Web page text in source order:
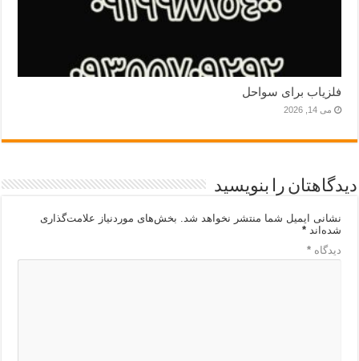
فلزیاب برای سواحل
می 14, 2026
دیدگاهتان را بنویسید
نشانی ایمیل شما منتشر نخواهد شد.
بخش‌های موردنیاز علامت‌گذاری
شده‌اند*
دیدگاه*